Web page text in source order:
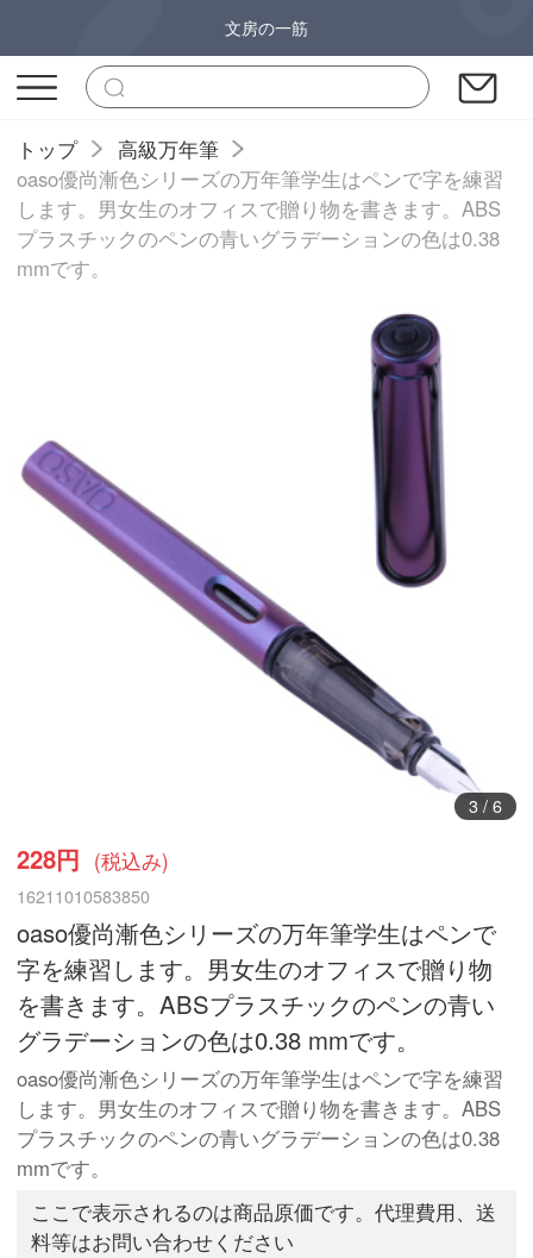
文房の一筋
トップ
高級万年筆
oaso優尚漸色シリーズの万年筆学生はペンで字を練習
します。男女生のオフィスで贈り物を書きます。ABS
プラスチックのペンの青いグラデーションの色は0.38
mmです。
3/ 6
228円 (税込み)
16211010583850
oaso優尚漸色シリーズの万年筆学生はペンで
字を練習します。男女生のオフィスで贈り物
を書きます。ABSプラスチックのペンの青い
グラデーションの色は0.38 mmです。
oaso優尚漸色シリーズの万年筆学生はペンで字を練習
します。男女生のオフィスで贈り物を書きます。ABS
プラスチックのペンの青いグラデーションの色は0.38
mmです。
ここで表示されるのは商品原価です。代理費用、送
料等はお問い合わせください